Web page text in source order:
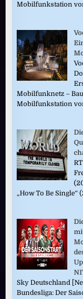
Mobilfunkstation
Mobilfunknetz –
Mobilfunkstation
„How To Be Single“
Sky Deutschland
Bundesliga: Der